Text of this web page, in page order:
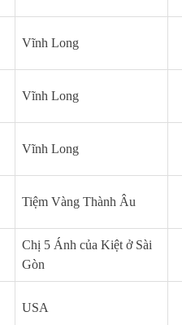
Vĩnh Long
Vĩnh Long
Vĩnh Long
Tiệm Vàng Thành Âu
Chị 5 Ánh của Kiệt ở Sài
Gòn
USA